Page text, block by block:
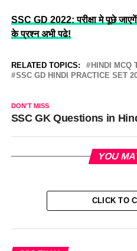
SSC GD 2022: परीक्षा मे पूछे
के प्रश्न अभी पढे!
RELATED TOPICS: HINDI MCQ
SSC GD HINDI PRACTICE SET
DON'T MISS
SSC GK Questions in
YOU
CLICK TO